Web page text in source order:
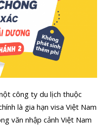
công ty du lịch thuộc
là gia hạn visa Việt Nam
văn nhập cảnh Việt Nam